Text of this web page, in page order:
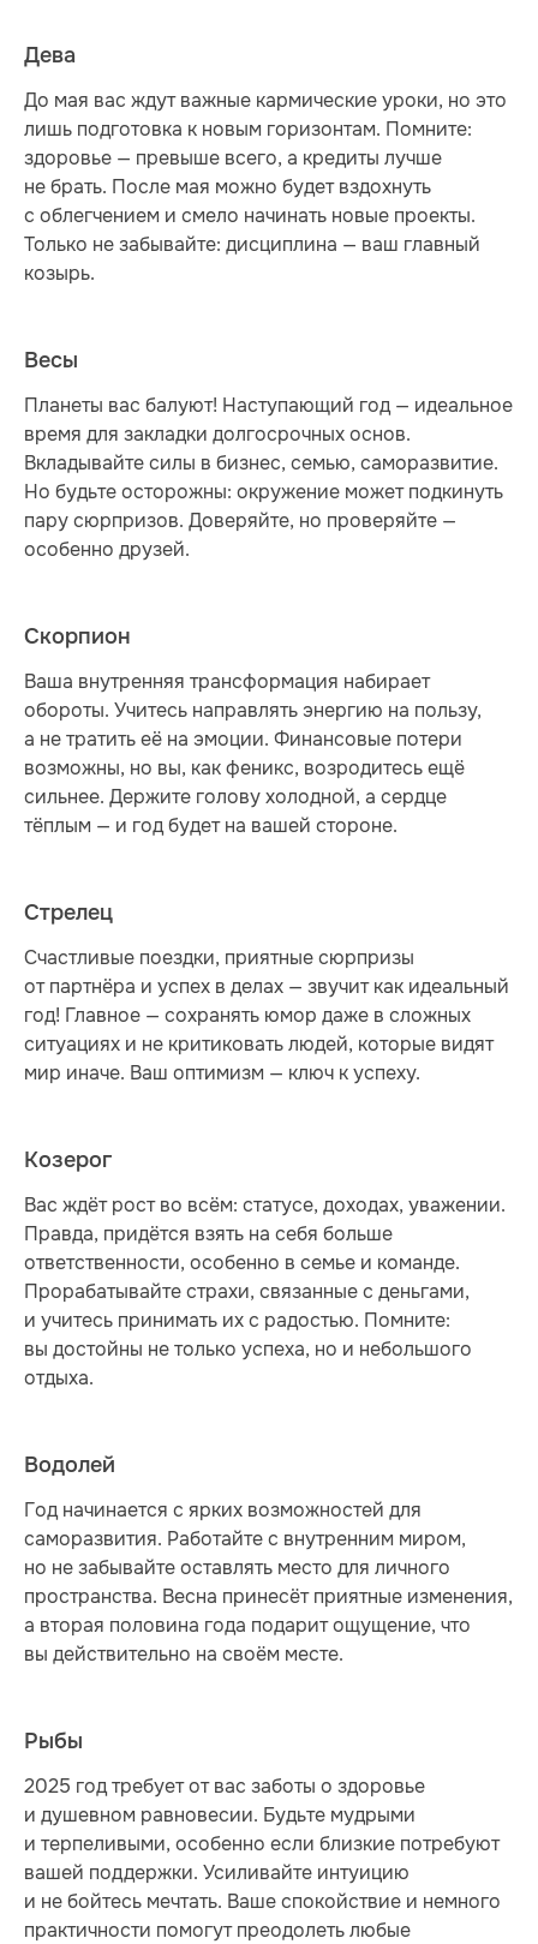
Дева
До мая вас ждут важные кармические уроки, но это
лишь подготовка к новым горизонтам. Помните:
здоровье — превыше всего, а кредиты лучше
не брать. После мая можно будет вздохнуть
с облегчением и смело начинать новые проекты.
Только не забывайте: дисциплина — ваш главный
козырь.
Весы
Планеты вас балуют! Наступающий год — идеальное
время для закладки долгосрочных основ.
Вкладывайте силы в бизнес, семью, саморазвитие.
Но будьте осторожны: окружение может подкинуть
пару сюрпризов. Доверяйте, но проверяйте —
особенно друзей.
Скорпион
Ваша внутренняя трансформация набирает
обороты. Учитесь направлять энергию на пользу,
а не тратить её на эмоции. Финансовые потери
возможны, но вы, как феникс, возродитесь ещё
сильнее. Держите голову холодной, а сердце
тёплым — и год будет на вашей стороне.
Стрелец
Счастливые поездки, приятные сюрпризы
от партнёра и успех в делах — звучит как идеальный
год! Главное — сохранять юмор даже в сложных
ситуациях и не критиковать людей, которые видят
мир иначе. Ваш оптимизм — ключ к успеху.
Козерог
Вас ждёт рост во всём: статусе, доходах, уважении.
Правда, придётся взять на себя больше
ответственности, особенно в семье и команде.
Прорабатывайте страхи, связанные с деньгами,
и учитесь принимать их с радостью. Помните:
вы достойны не только успеха, но и небольшого
отдыха.
Водолей
Год начинается с ярких возможностей для
саморазвития. Работайте с внутренним миром,
но не забывайте оставлять место для личного
пространства. Весна принесёт приятные изменения,
а вторая половина года подарит ощущение, что
вы действительно на своём месте.
Рыбы
2025 год требует от вас заботы о здоровье
и душевном равновесии. Будьте мудрыми
и терпеливыми, особенно если близкие потребуют
вашей поддержки. Усиливайте интуицию
и не бойтесь мечтать. Ваше спокойствие и немного
практичности помогут преодолеть любые